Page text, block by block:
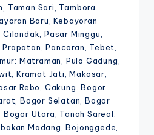
Taman Sari, Tambora.
Baru, Kebayoran
Pasar Minggu,
Pancoran, Tebet,
Matraman, Pulo Gadung,
Kramat Jati, Makasar,
Rebo, Cakung. Bogor
Bogor Selatan, Bogor
Utara, Tanah Sareal.
Madang, Bojonggede,